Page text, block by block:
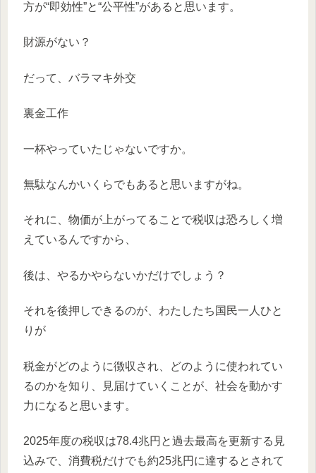
方が“即効性”と“公平性”があると思います。
財源がない？
だって、バラマキ外交
裏金工作
一杯やっていたじゃないですか。
無駄なんかいくらでもあると思いますがね。
それに、物価が上がってることで税収は恐ろしく増
えているんですから、
後は、やるかやらないかだけでしょう？
それを後押しできるのが、わたしたち国民一人ひと
りが
税金がどのように徴収され、どのように使われてい
るのかを知り、見届けていくことが、社会を動かす
力になると思います。
2025年度の税収は78.4兆円と過去最高を更新する見
込みで、消費税だけでも約25兆円に達するとされて